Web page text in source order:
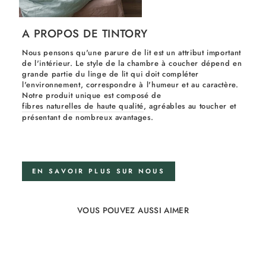
A PROPOS DE TINTORY
Nous pensons qu'une parure de lit est un attribut important
de l'intérieur. Le style de la chambre à coucher dépend en
grande partie du linge de lit qui doit compléter
l'environnement, correspondre à l'humeur et au caractère.
Notre produit unique est composé de
fibres naturelles de haute qualité, agréables au toucher et
présentant de nombreux avantages.
EN SAVOIR PLUS SUR NOUS
VOUS POUVEZ AUSSI AIMER